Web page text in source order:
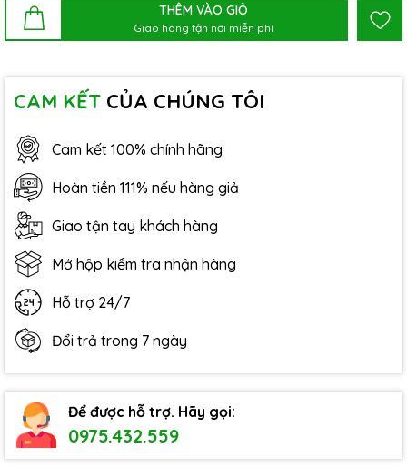
THÊM VÀO GIỎ
Giao hàng tận nơi miễn phí
CAM KẾT CỦA CHÚNG TÔI
Cam kết 100% chính hãng
Hoàn tiền 111% nếu hàng giả
Giao tận tay khách hàng
Mở hộp kiểm tra nhận hàng
Hỗ trợ 24/7
Đổi trả trong 7 ngày
Để được hỗ trợ. Hãy gọi:
0975.432.559